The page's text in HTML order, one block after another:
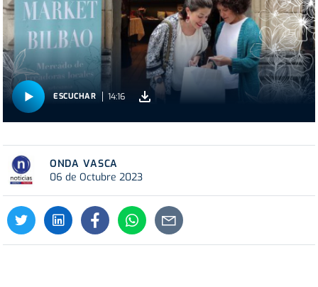
ESCUCHAR 14:16
ONDA VASCA
06 de Octubre 2023